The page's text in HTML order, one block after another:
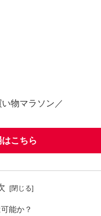
物マラソン／
こちら
能か？